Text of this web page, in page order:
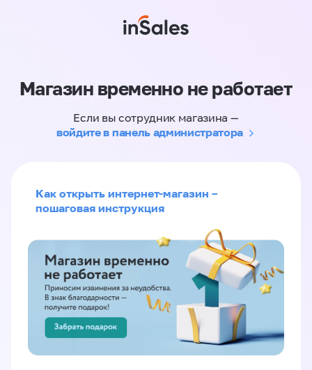
Магазин временно не работает
Если вы сотрудник магазина —
войдите в панель администратора
Как открыть интернет-магазин –
пошаговая инструкция